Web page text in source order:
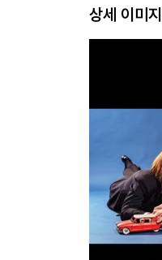
상세 이미지